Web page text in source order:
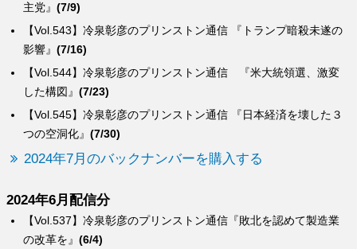
【Vol.545】冷泉彰彦のプリンストン通信 『日本経済を壊した３
つの空洞化』(7/30)
【Vol.544】冷泉彰彦のプリンストン通信 『米大統領選、激変
した構図』(7/23)
【Vol.543】冷泉彰彦のプリンストン通信 『トランプ暗殺未遂の
影響』(7/16)
主党』(7/9)
2024年7月のバックナンバーを購入する
2024年6月配信分
【Vol.537】冷泉彰彦のプリンストン通信『敗北を認めて製造業
の改革を』(6/4)